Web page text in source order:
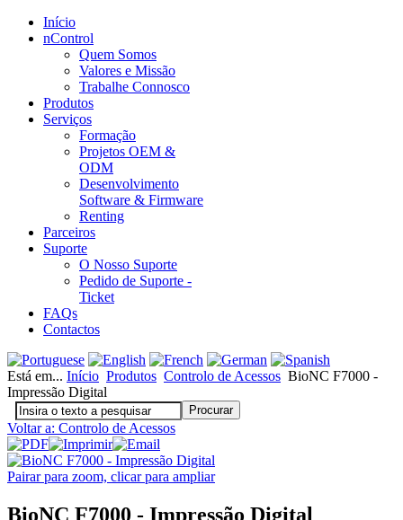
Início
nControl
Quem Somos
Valores e Missão
Trabalhe Connosco
Produtos
Serviços
Formação
Projetos OEM &
ODM
Desenvolvimento
Software & Firmware
Renting
Parceiros
Suporte
O Nosso Suporte
Pedido de Suporte -
Ticket
FAQs
Contactos
Está em... Início Produtos Controlo de Acessos BioNC F7000 -
Impressão Digital
Voltar a: Controlo de Acessos
Pairar para zoom, clicar para ampliar
BioNC F7000 - Impressão Digital